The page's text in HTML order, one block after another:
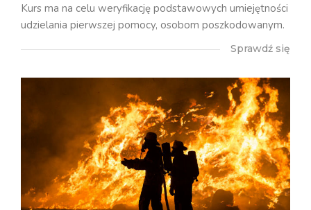
Kurs ma na celu weryfikację podstawowych umiejętności
udzielania pierwszej pomocy, osobom poszkodowanym.
Sprawdź się